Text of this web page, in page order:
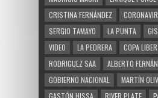
CRISTINA FERNÁNDEZ
SERGIO TAMAYO
LA PUNTA
VIDEO
LA PEDRERA
COPA
RODRIGUEZ SAA
ALBERTO
GOBIERNO NACIONAL
MARTÍN
GASTÓN HISSA
RIVER PLATE